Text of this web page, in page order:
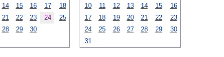
14 15 16 17
18
21 22 23 24
25
28 29 30
10
11 12 13 14 15
16
17
18 19 20 21 22
23
24
25 26 27 28 29
30
31